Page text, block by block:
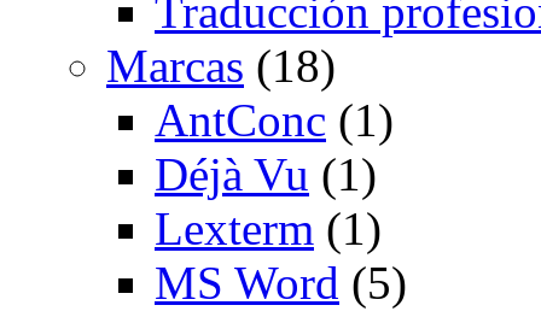
Traducción
Marcas (18)
AntConc (1)
Déjà Vu (1)
Lexterm (1)
MS Word (5)